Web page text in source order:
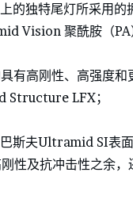
的独特尾灯所采用的
Vision 聚酰胺（PA
有高刚性、高强度和
Structure LFX；
斯夫Ultramid SI表
性及抗冲击性之余，